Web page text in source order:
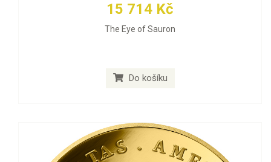
15 714 Kč
The Eye of Sauron
Do košíku